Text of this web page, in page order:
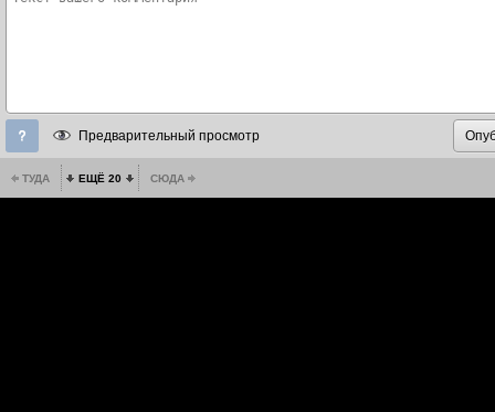
Предварительный просмотр
ТУДА ЕЩЁ 20 СЮДА